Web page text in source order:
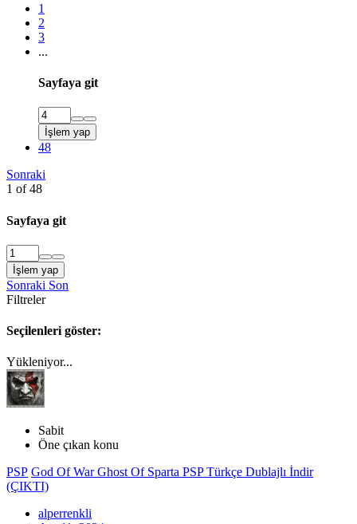
1
2
3
...
Sayfaya git
İşlem yap
48
Sonraki
1 of 48
Sayfaya git
İşlem yap
Sonraki Son
Filtreler
Seçilenleri göster:
Yükleniyor...
Sabit
Öne çıkan konu
PSP God Of War Ghost Of Sparta PSP Türkçe Dublajlı İndir
(ÇIKTI)
alperrenkli